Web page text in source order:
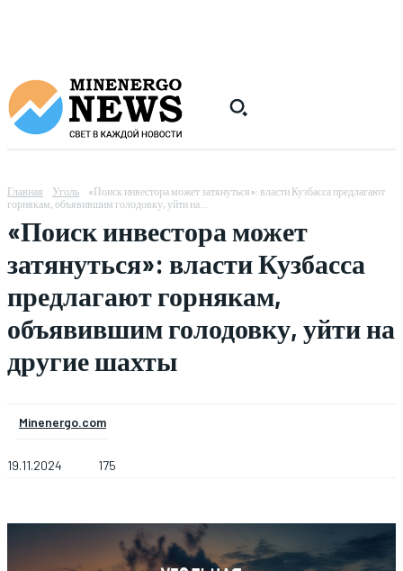
Главная Уголь
«Поиск инвестора может затянуться»: власти Кузбасса предлагают
горнякам, объявившим голодовку, уйти на...
«Поиск инвестора может
затянуться»: власти Кузбасса
предлагают горнякам,
объявившим голодовку, уйти на
другие шахты
Minenergo.com
19.11.2024 175